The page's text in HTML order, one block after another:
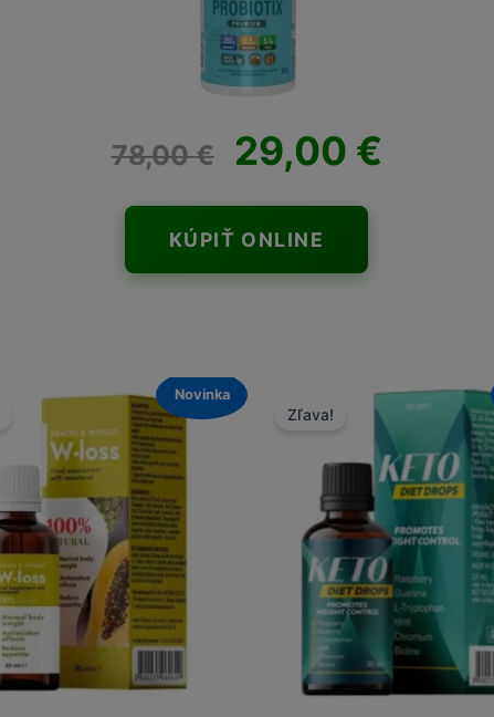
78,00€ 29,00 €
KÚPIŤ ONLINE
Novinka
Zľava!